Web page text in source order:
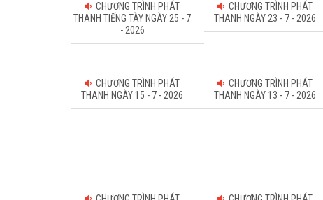
CHƯƠNG TRÌNH PHÁT
THANH TIẾNG TÀY NGÀY 25 - 7
- 2026
CHƯƠNG TRÌNH PHÁT
THANH NGÀY 23 - 7 - 2026
CHƯƠNG TRÌNH PHÁT
THANH NGÀY 15 - 7 - 2026
CHƯƠNG TRÌNH PHÁT
THANH NGÀY 13 - 7 - 2026